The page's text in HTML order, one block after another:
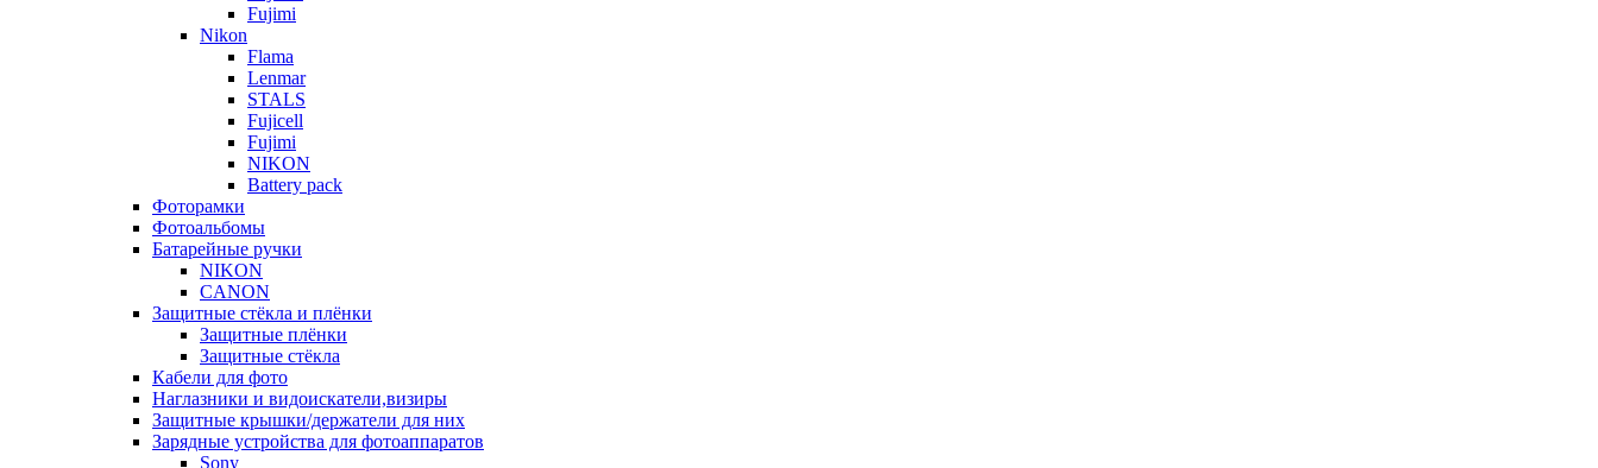
Fujimi
Nikon
Flama
Lenmar
STALS
Fujicell
Fujimi
NIKON
Battery pack
Фоторамки
Фотоальбомы
Батарейные ручки
NIKON
CANON
Защитные стёкла и плёнки
Защитные плёнки
Защитные стёкла
Кабели для фото
Наглазники и видоискатели,визиры
Защитные крышки/держатели для них
Зарядные устройства для фотоаппаратов
Sony